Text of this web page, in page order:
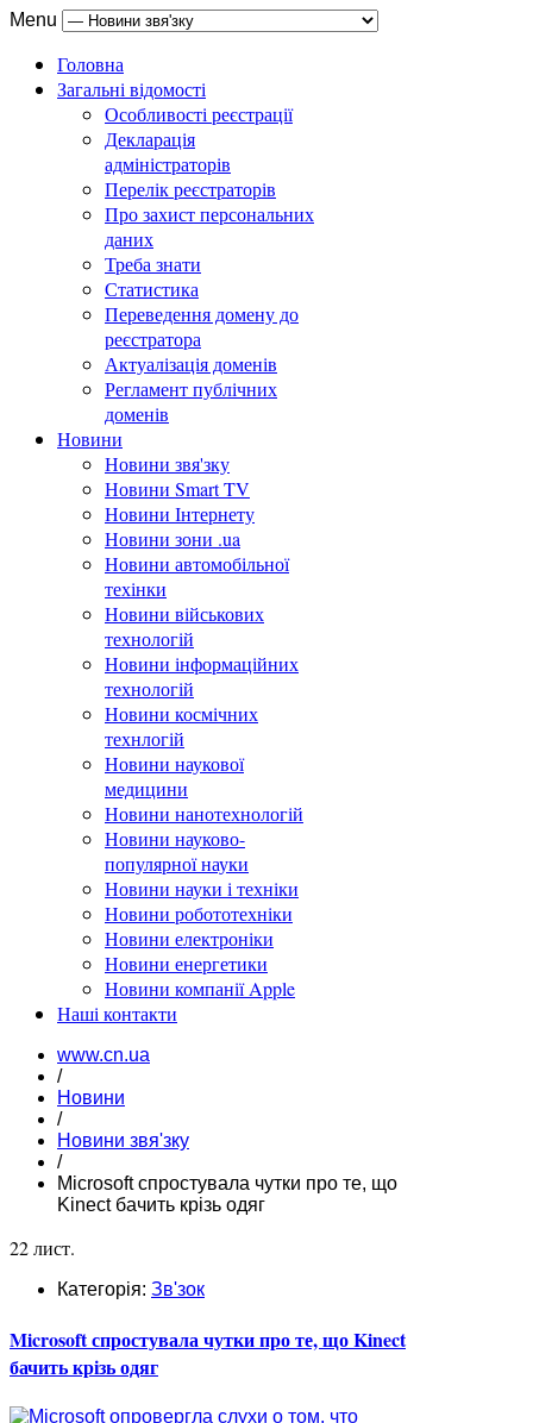
Menu
Головна
Загальні відомості
Особливості реєстрації
Декларація
адміністраторів
Перелік реєстраторів
Про захист персональних
даних
Треба знати
Статистика
Переведення домену до
реєстратора
Актуалізація доменів
Регламент публічних
доменів
Новини
Новини звя'зку
Новини Smart TV
Новини Інтернету
Новини зони .ua
Новини автомобільної
техінки
Новини військових
технологій
Новини інформаційних
технологій
Новини космічних
технлогій
Новини наукової
медицини
Новини нанотехнологій
Новини науково-
популярної науки
Новини науки і техніки
Новини робототехніки
Новини електроніки
Новини енергетики
Новини компанії Apple
Наші контакти
www.cn.ua
/
Новини
/
Новини звя'зку
/
Microsoft спростувала чутки про те, що
Kinect бачить крізь одяг
22 лист.
Категорія: Зв'зок
Microsoft спростувала чутки про те, що Kinect
бачить крізь одяг